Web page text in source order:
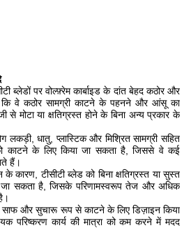
ब्लेडों पर वोल्फ़्रेम कार्बाइड के दांत बेहद कठोर और
कि वे कठोर सामग्री काटने के पहनने और आंसू का
मोटा या क्षतिग्रस्त होने के बिना अन्य प्रकार के
लकड़ी, धातु, प्लास्टिक और मिश्रित सामग्री सहित
को काटने के लिए किया जा सकता है, जिससे वे कई
हैं।
कारण, टीसीटी ब्लेड को बिना क्षतिग्रस्त या सुस्त
जा सकता है, जिसके परिणामस्वरूप तेज और अधिक
साफ और सुचारू रूप से काटने के लिए डिज़ाइन किया
परिष्करण कार्य की मात्रा को कम करने में मदद